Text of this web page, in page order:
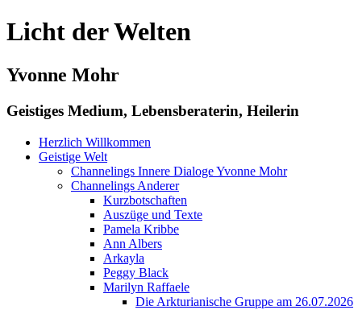
Licht der Welten
Yvonne Mohr
Geistiges Medium, Lebensberaterin, Heilerin
Herzlich Willkommen
Geistige Welt
Channelings Innere Dialoge Yvonne Mohr
Channelings Anderer
Kurzbotschaften
Auszüge und Texte
Pamela Kribbe
Ann Albers
Arkayla
Peggy Black
Marilyn Raffaele
Die Arkturianische Gruppe am 26.07.2026